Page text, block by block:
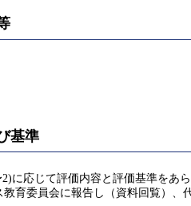
基準
に応じて評価内容と評価基準をあ
育委員会に報告し（資料回覧）、